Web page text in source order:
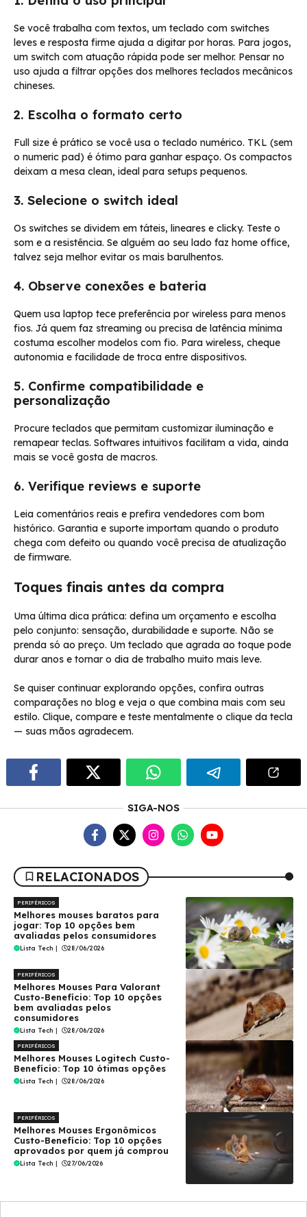
Se você trabalha com textos, um teclado com switches
leves e resposta firme ajuda a digitar por horas. Para jogos,
um switch com atuação rápida pode ser melhor. Pensar no
uso ajuda a filtrar opções dos melhores teclados mecânicos
chineses.
2. Escolha o formato certo
Full size é prático se você usa o teclado numérico. TKL (sem
o numeric pad) é ótimo para ganhar espaço. Os compactos
deixam a mesa clean, ideal para setups pequenos.
3. Selecione o switch ideal
Os switches se dividem em táteis, lineares e clicky. Teste o
som e a resistência. Se alguém ao seu lado faz home office,
talvez seja melhor evitar os mais barulhentos.
4. Observe conexões e bateria
Quem usa laptop tece preferência por wireless para menos
fios. Já quem faz streaming ou precisa de latência mínima
costuma escolher modelos com fio. Para wireless, cheque
autonomia e facilidade de troca entre dispositivos.
5. Confirme compatibilidade e
personalização
Procure teclados que permitam customizar iluminação e
remapear teclas. Softwares intuitivos facilitam a vida, ainda
mais se você gosta de macros.
6. Verifique reviews e suporte
Leia comentários reais e prefira vendedores com bom
histórico. Garantia e suporte importam quando o produto
chega com defeito ou quando você precisa de atualização
de firmware.
Toques finais antes da compra
Uma última dica prática: defina um orçamento e escolha
pelo conjunto: sensação, durabilidade e suporte. Não se
prenda só ao preço. Um teclado que agrada ao toque pode
durar anos e tornar o dia de trabalho muito mais leve.
Se quiser continuar explorando opções, confira outras
comparações no blog e veja o que combina mais com seu
estilo. Clique, compare e teste mentalmente o clique da tecla
— suas mãos agradecem.
SIGA-NOS
RELACIONADOS
PERIFÉRICOS
Melhores mouses baratos para
jogar: Top 10 opções bem
avaliadas pelos consumidores
Lista Tech | 28/06/2026
PERIFÉRICOS
Melhores Mouses Para Valorant
Custo-Benefício: Top 10 opções
bem avaliadas pelos
consumidores
Lista Tech | 28/06/2026
PERIFÉRICOS
Melhores Mouses Logitech Custo-
Benefício: Top 10 ótimas opções
Lista Tech | 28/06/2026
PERIFÉRICOS
Melhores Mouses Ergonômicos
Custo-Benefício: Top 10 opções
aprovados por quem já comprou
Lista Tech | 27/06/2026